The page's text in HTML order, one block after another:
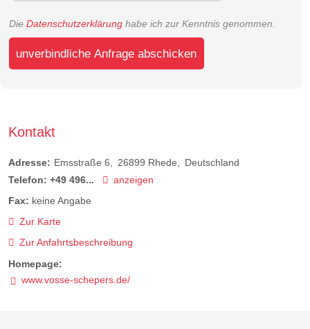
Die Datenschutzerklärung habe ich zur Kenntnis genommen.
unverbindliche Anfrage abschicken
Kontakt
Adresse: Emsstraße 6 26899 Rhede
Deutschland
Telefon: +49 496...
anzeigen
Fax: keine Angabe
Zur Karte
Zur Anfahrtsbeschreibung
Homepage:
www.vosse-schepers.de/